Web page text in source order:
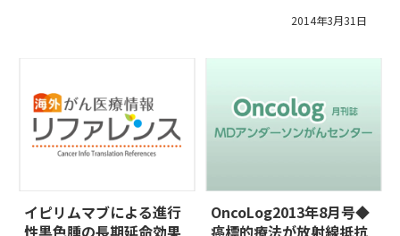
2014年3月31日
イピリムマブによる進行
性黒色腫の長期延命効果
OncoLog2013年8月号◆
癌標的療法が放射線抵抗